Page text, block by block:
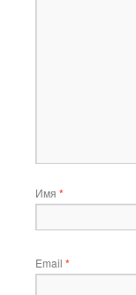
Имя *
Email *